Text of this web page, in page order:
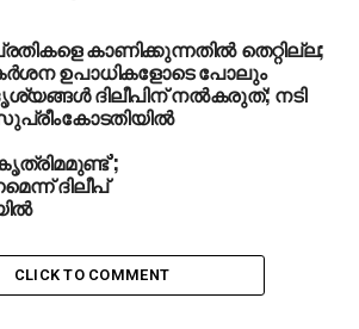
കാണിക്കുന്നതില്‍ തെറ്റില്ല;
ഉപാധികളോടെ പോലും
ദിലീപിന് നല്‍കരുത്; നടി
ദിലീപ്
CLICK TO COMMENT